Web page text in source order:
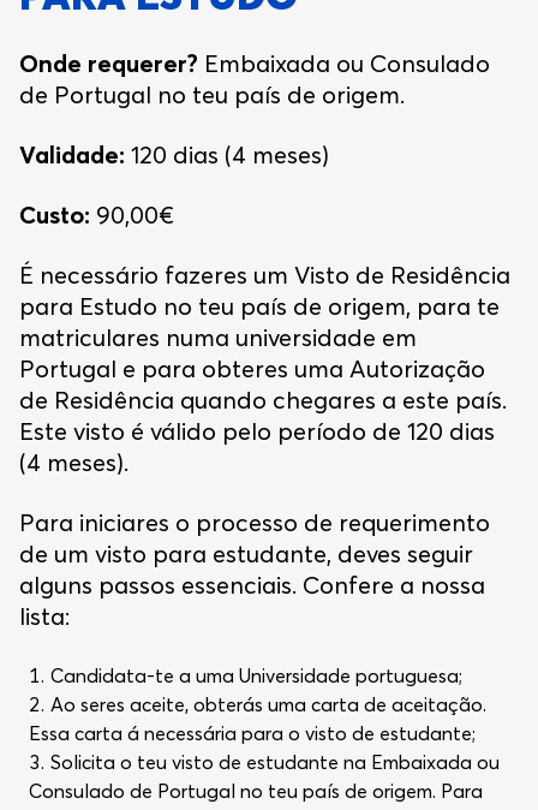
Onde requerer? Embaixada ou Consulado
de Portugal no teu país de origem.
Validade: 120 dias (4 meses)
Custo: 90,00€
É necessário fazeres um Visto de Residência
para Estudo no teu país de origem, para te
matriculares numa universidade em
Portugal e para obteres uma Autorização
de Residência quando chegares a este país.
Este visto é válido pelo período de 120 dias
(4 meses).
Para iniciares o processo de requerimento
de um visto para estudante, deves seguir
alguns passos essenciais. Confere a nossa
lista:
Candidata-te a uma Universidade portuguesa;
Ao seres aceite, obterás uma carta de aceitação.
Essa carta á necessária para o visto de estudante;
Solicita o teu visto de estudante na Embaixada ou
Consulado de Portugal no teu país de origem. Para